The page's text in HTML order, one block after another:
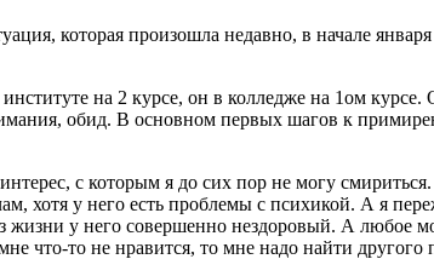
которая произошла недавно, в начале
на 2 курсе, он в колледже на 1ом
обид. В основном первых шагов к
с которым я до сих пор не могу
хотя у него есть проблемы с психикой. А я
у него совершенно нездоровый. А любое
что-то не нравится, то мне надо найти другого